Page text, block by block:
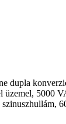
dupla
üzemel, 5000